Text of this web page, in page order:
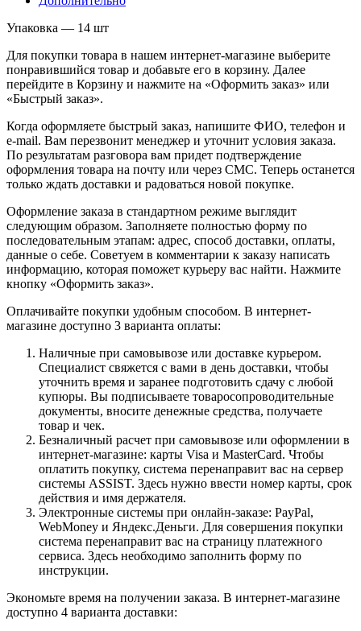
Упаковка — 14 шт
Для покупки товара в нашем интернет-магазине выберите
понравившийся товар и добавьте его в корзину. Далее
перейдите в Корзину и нажмите на «Оформить заказ» или
«Быстрый заказ».
Когда оформляете быстрый заказ, напишите ФИО, телефон и
e-mail. Вам перезвонит менеджер и уточнит условия заказа.
По результатам разговора вам придет подтверждение
оформления товара на почту или через СМС. Теперь останется
только ждать доставки и радоваться новой покупке.
Оформление заказа в стандартном режиме выглядит
следующим образом. Заполняете полностью форму по
последовательным этапам: адрес, способ доставки, оплаты,
данные о себе. Советуем в комментарии к заказу написать
информацию, которая поможет курьеру вас найти. Нажмите
кнопку «Оформить заказ».
Оплачивайте покупки удобным способом. В интернет-
магазине доступно 3 варианта оплаты:
Наличные при самовывозе или доставке курьером.
Специалист свяжется с вами в день доставки, чтобы
уточнить время и заранее подготовить сдачу с любой
купюры. Вы подписываете товаросопроводительные
документы, вносите денежные средства, получаете
товар и чек.
Безналичный расчет при самовывозе или оформлении в
интернет-магазине: карты Visa и MasterCard. Чтобы
оплатить покупку, система перенаправит вас на сервер
системы ASSIST. Здесь нужно ввести номер карты, срок
действия и имя держателя.
Электронные системы при онлайн-заказе: PayPal,
WebMoney и Яндекс.Деньги. Для совершения покупки
система перенаправит вас на страницу платежного
сервиса. Здесь необходимо заполнить форму по
инструкции.
Экономьте время на получении заказа. В интернет-магазине
доступно 4 варианта доставки: